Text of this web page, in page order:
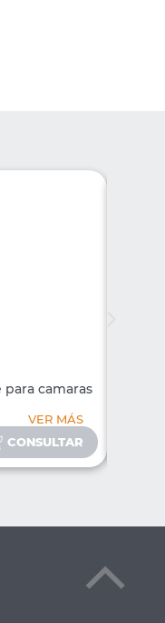
camaras
VER MÁS
CONSULTAR